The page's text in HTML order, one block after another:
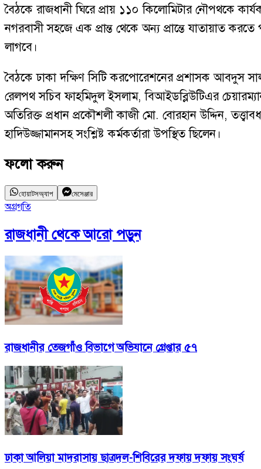
বৈঠকে রাজধানী ঘিরে প্রায় ১১০ কিলোমিটার নৌপথকে
নগরবাসী সহজে এক প্রান্ত থেকে অন্য প্রান্তে যাতায়াত
লাগবে।
বৈঠকে ঢাকা দক্ষিণ সিটি করপোরেশনের প্রশাসক আবদুস
রেলপথ সচিব ফাহমিদুল ইসলাম, বিআইডব্লিউটিএর
অতিরিক্ত প্রধান প্রকৌশলী কাজী মো. বোরহান উদ্দিন,
হাদিউজ্জামানসহ সংশ্লিষ্ট কর্মকর্তারা উপস্থিত ছিলেন।
ফলো করুন
হোয়াটসঅ্যাপ মেসেঞ্জার
অগ্রগতি
রাজধানীথেকে আরো পড়ুন
রাজধানীর তেজগাঁও বিভাগে অভিযানে গ্রেপ্তার ৫৭
ঢাকা আলিয়া মাদরাসায় ছাত্রদল-শিবিরের দফায় দফায় সংঘর্ষ